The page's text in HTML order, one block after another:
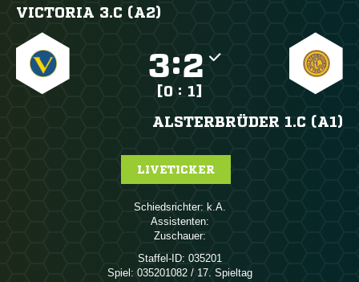
VICTORIA 3.C (A2)
:
[0 : 1]
ALSTERBRÜDER 1.C (A1)
LIVETICKER
Schiedsrichter: 
Assistenten:
Zuschauer:
Staffel-ID: 035201
Spiel: 035201082 / 17. Spieltag